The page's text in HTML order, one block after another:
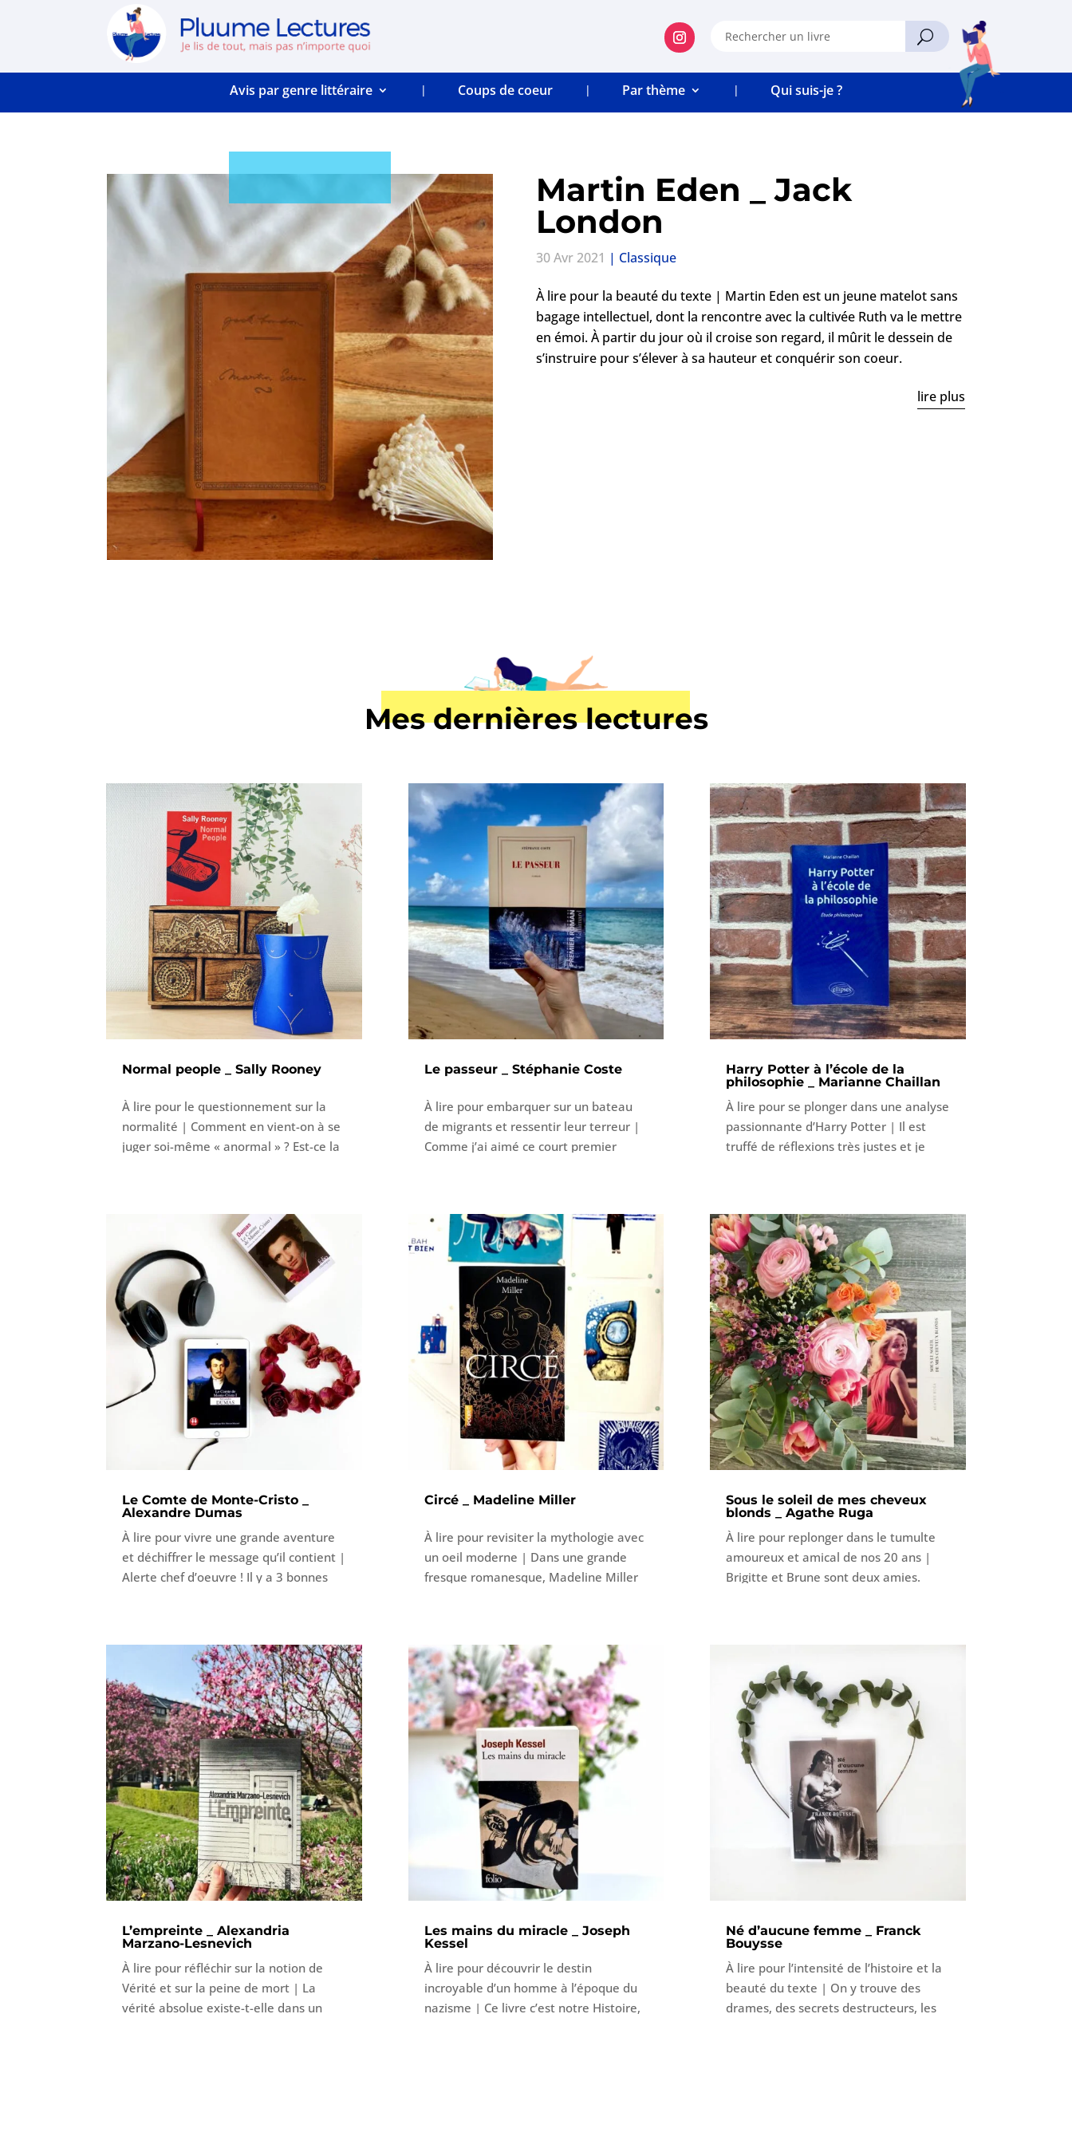
Avis par genre littéraire Coups de coeur Par thème Qui suis-je ?
Martin Eden _ Jack
London
30 Avr 2021 | Classique
À lire pour la beauté du texte | Martin Eden est un jeune matelot sans
bagage intellectuel, dont la rencontre avec la cultivée Ruth va le mettre
en émoi. À partir du jour où il croise son regard, il mûrit le dessein de
s’instruire pour s’élever à sa hauteur et conquérir son coeur.
lire plus
Mes dernières lectures
Normal people _ Sally Rooney
À lire pour le questionnement sur la
normalité | Comment en vient-on à se
juger soi-même « anormal » ? Est-ce la
peuvent s’enraciner en soi à force
d’être répétés. Et alors bon courage
pour s’en libérer. Car ces mots des
autres peuvent devenir des croyances
(limitantes) qui donnent le sentiment
d’être dans une case et de ne plus
jamais pouvoir en sortir.
Le Comte de Monte-Cristo _
Alexandre Dumas
À lire pour vivre une grande aventure
et déchiffrer le message qu’il contient |
Alerte chef d’oeuvre ! Il y a 3 bonnes
amours contrariés, rebondissements,
suspense, tout y est. La deuxième c’est
les réflexions amenées : philosophie de
l’acceptation, éloge de l’instant
présent, le pouvoir de l’amour
maternel, etc. La troisième c’est la
langue.
L’empreinte _ Alexandria
Marzano-Lesnevich
À lire pour réfléchir sur la notion de
Vérité et sur la peine de mort | La
vérité absolue existe-t-elle dans un
Le passeur _ Stéphanie Coste
À lire pour embarquer sur un bateau
de migrants et ressentir leur terreur |
Comme j’ai aimé ce court premier
l’atmosphère, l’épaisseur de la nuit qui
tombe sur les côtes libyennes, la mer
qui s’agite et se soulève avec en son
sein les corps qu’elle charrie pour les
déverser sur le sable le lendemain.
Imaginer sur l’eau ces hommes,
femmes et enfants entassés sur un
bateau de fortune qui vomissent leurs
illusions ou gardent une once d’espoir
de survivre à la traversée pour
atteindre la terre promise. Eux, des
survivants dits migrants.
Circé _ Madeline Miller
À lire pour revisiter la mythologie avec
un oeil moderne | Dans une grande
fresque romanesque, Madeline Miller
beau jour il lui arrive enfin quelque
chose qui l’émoustille mais cet
événement précipitera sa chute. Circé
va accomplir quelque chose de grand
qui ne va pas plaire aux dieux et sera
condamnée à une éternité de solitude.
Cet exil signe sa renaissance et
l’affirmation de sa puissance féminine.
Les mains du miracle _ Joseph
Kessel
À lire pour découvrir le destin
incroyable d’un homme à l’époque du
nazisme | Ce livre c’est notre Histoire,
Harry Potter à l’école de la
philosophie _ Marianne Chaillan
À lire pour se plonger dans une analyse
passionnante d’Harry Potter | Il est
truffé de réflexions très justes et je
concepts philosophiques ainsi que des
leçons de vie véhiculées à travers le
vécu du célèbre sorcier de J.K.Rowling.
C’est PASSIONNANT !
Sous le soleil de mes cheveux
blonds _ Agathe Ruga
À lire pour replonger dans le tumulte
amoureux et amical de nos 20 ans |
Brigitte et Brune sont deux amies.
explication. L’autre décide alors de
prendre la parole et s’adresse d’un seul
souffle à son amie disparue.
Né d’aucune femme _ Franck
Bouysse
À lire pour l’intensité de l’histoire et la
beauté du texte | On y trouve des
drames, des secrets destructeurs, les